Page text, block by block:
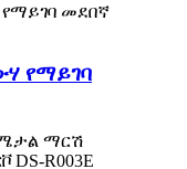
የማይገባ